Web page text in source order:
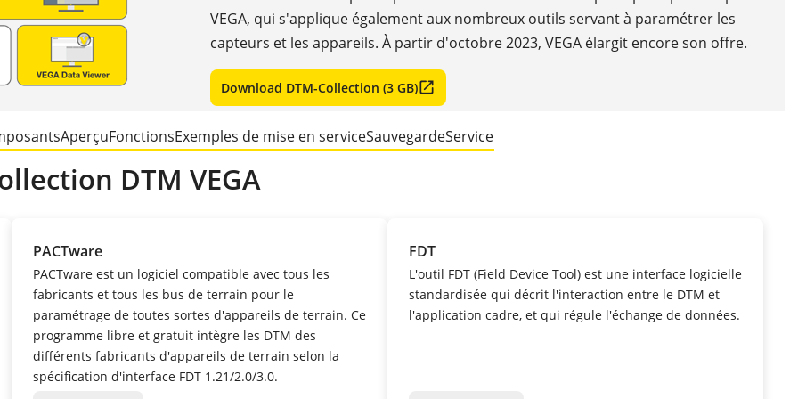
VEGA, qui s'applique également aux nombreux outils servant à paramétrer les
capteurs et les appareils. À partir d'octobre 2023, VEGA élargit encore son offre.
Download DTM-Collection (3 GB)
AperçuFonctionsExemples de mise en serviceSauvegardeService
DTM VEGA
PACTware
PACTware est un logiciel compatible avec tous les
fabricants et tous les bus de terrain pour le
paramétrage de toutes sortes d'appareils de terrain. Ce
programme libre et gratuit intègre les DTM des
différents fabricants d'appareils de terrain selon la
spécification d'interface FDT 1.21/2.0/3.0.
FDT
L'outil FDT (Field Device Tool) est une interface logicielle
standardisée qui décrit l'interaction entre le DTM et
l'application cadre, et qui régule l'échange de données.